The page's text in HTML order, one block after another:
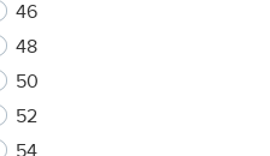
46
48
50
52
54